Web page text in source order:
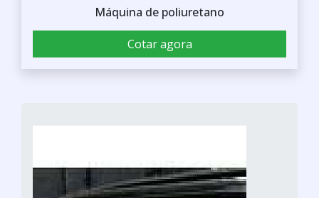
Máquina de poliuretano
Cotar agora